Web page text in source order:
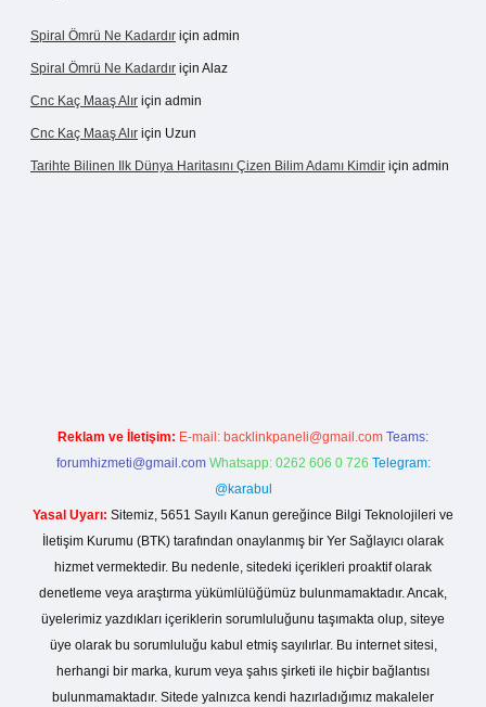
Spiral Ömrü Ne Kadardır için admin
Spiral Ömrü Ne Kadardır için Alaz
Cnc Kaç Maaş Alır için admin
Cnc Kaç Maaş Alır için Uzun
Tarihte Bilinen Ilk Dünya Haritasını Çizen Bilim Adamı Kimdir için admin
Reklam ve İletişim: E-mail: backlinkpaneli@gmail.com Teams:
forumhizmeti@gmail.com Whatsapp: 0262 606 0 726 Telegram:
@karabul
Yasal Uyarı: Sitemiz, 5651 Sayılı Kanun gereğince Bilgi Teknolojileri ve
İletişim Kurumu (BTK) tarafından onaylanmış bir Yer Sağlayıcı olarak
hizmet vermektedir. Bu nedenle, sitedeki içerikleri proaktif olarak
denetleme veya araştırma yükümlülüğümüz bulunmamaktadır. Ancak,
üyelerimiz yazdıkları içeriklerin sorumluluğunu taşımakta olup, siteye
üye olarak bu sorumluluğu kabul etmiş sayılırlar. Bu internet sitesi,
herhangi bir marka, kurum veya şahıs şirketi ile hiçbir bağlantısı
bulunmamaktadır. Sitede yalnızca kendi hazırladığımız makaleler